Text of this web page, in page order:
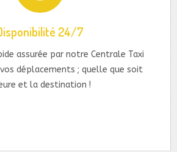
24/7
assurée par notre Centrale Taxi
déplacements ; quelle que soit
et la destination !